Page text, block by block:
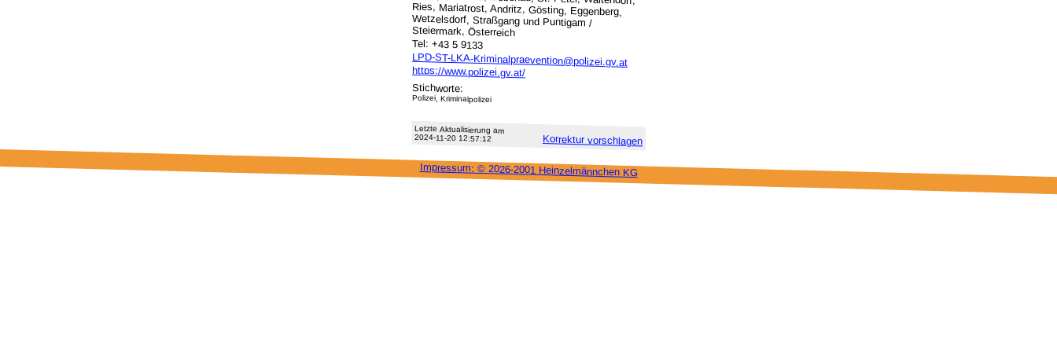
Steiermark, Österreich
Tel: +43 5 9133
LPD-ST-LKA-Kriminalpraevention@polizei.gv.at
https://www.polizei.gv.at/
Stichworte:
Polizei, Kriminalpolizei
Letzte Aktu­alisie­rung am
2024-11-20 12:57:12 Korrektur vor­schlagen
Impressum: © 2026-2001 Heinzel­männchen KG